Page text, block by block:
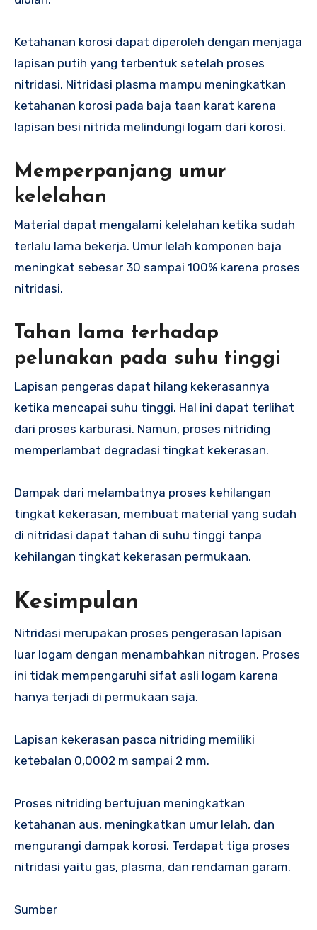
Ketahanan korosi dapat diperoleh dengan menjaga
lapisan putih yang terbentuk setelah proses
nitridasi. Nitridasi plasma mampu meningkatkan
ketahanan korosi pada baja taan karat karena
lapisan besi nitrida melindungi logam dari korosi.
Memperpanjang umur
kelelahan
Material dapat mengalami kelelahan ketika sudah
terlalu lama bekerja. Umur lelah komponen baja
meningkat sebesar 30 sampai 100% karena proses
nitridasi.
Tahan lama terhadap
pelunakan pada suhu tinggi
Lapisan pengeras dapat hilang kekerasannya
ketika mencapai suhu tinggi. Hal ini dapat terlihat
dari proses karburasi. Namun, proses nitriding
memperlambat degradasi tingkat kekerasan.
Dampak dari melambatnya proses kehilangan
tingkat kekerasan, membuat material yang sudah
di nitridasi dapat tahan di suhu tinggi tanpa
kehilangan tingkat kekerasan permukaan.
Kesimpulan
Nitridasi merupakan proses pengerasan lapisan
luar logam dengan menambahkan nitrogen. Proses
ini tidak mempengaruhi sifat asli logam karena
hanya terjadi di permukaan saja.
Lapisan kekerasan pasca nitriding memiliki
ketebalan 0,0002 m sampai 2 mm.
Proses nitriding bertujuan meningkatkan
ketahanan aus, meningkatkan umur lelah, dan
mengurangi dampak korosi. Terdapat tiga proses
nitridasi yaitu gas, plasma, dan rendaman garam.
Sumber